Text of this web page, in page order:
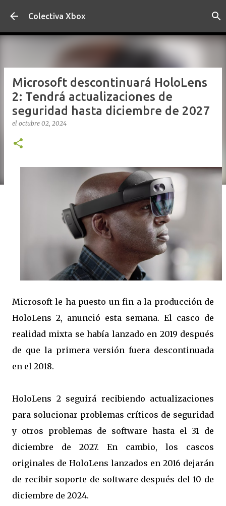
Ir al contenido principal
Colectiva Xbox
Microsoft descontinuará HoloLens
2: Tendrá actualizaciones de
seguridad hasta diciembre de 2027
el octubre 02, 2024
Microsoft le ha puesto un fin a la producción de
HoloLens 2, anunció esta semana. El casco de
realidad mixta se había lanzado en 2019 después
de que la primera versión fuera descontinuada
en el 2018.
HoloLens 2 seguirá recibiendo actualizaciones
para solucionar problemas críticos de seguridad
y otros problemas de software hasta el 31 de
diciembre de 2027. En cambio, los cascos
originales de HoloLens lanzados en 2016 dejarán
de recibir soporte de software después del 10 de
diciembre de 2024.